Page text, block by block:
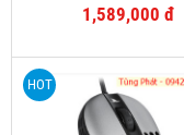
1,589,000 đ
HOT